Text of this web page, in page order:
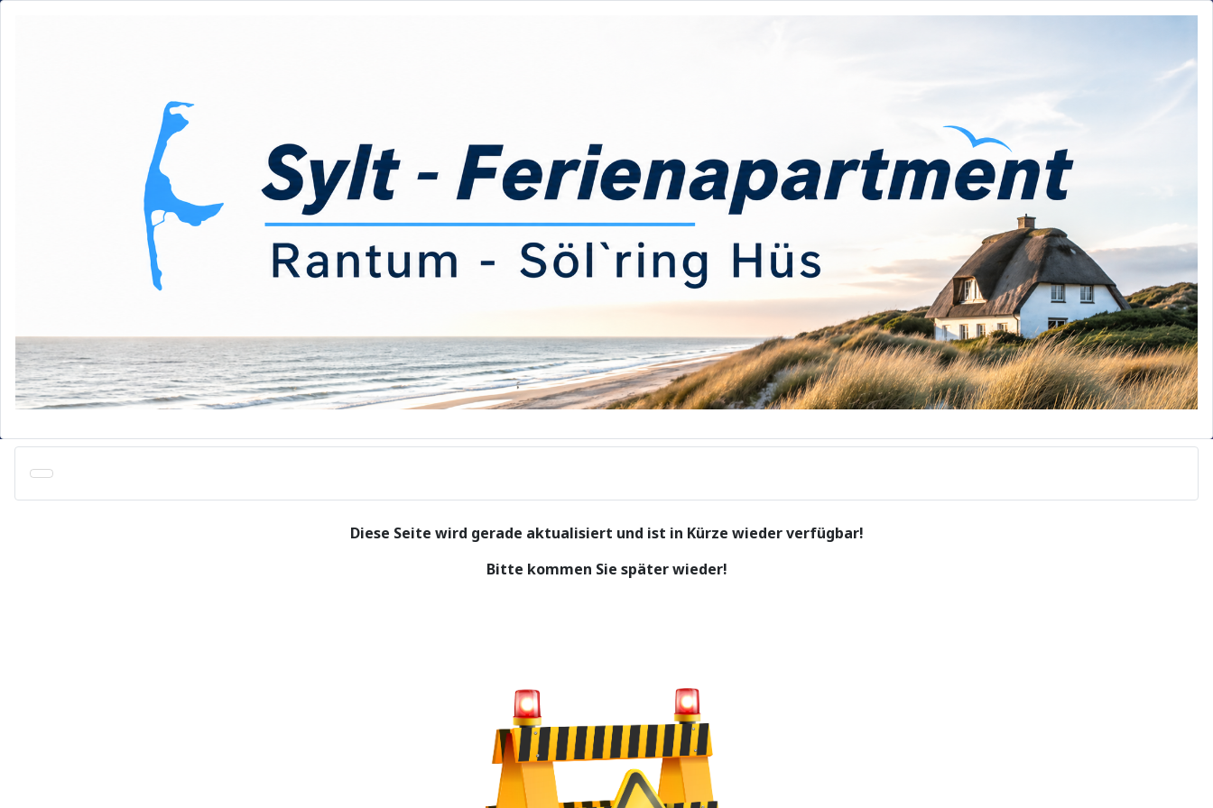
Diese Seite wird gerade aktualisiert und ist in Kürze wieder verfügbar!
Bitte kommen Sie später wieder!